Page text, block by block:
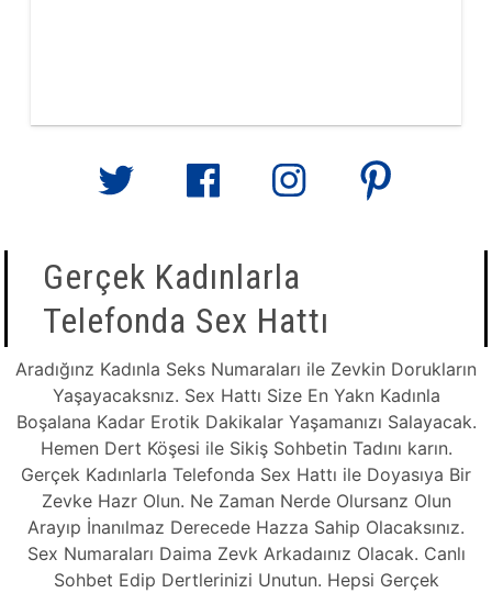
Gerçek Kadınlarla
Telefonda Sex Hattı
Aradığınz Kadınla Seks Numaraları ile Zevkin Dorukların
Yaşayacaksnız. Sex Hattı Size En Yakn Kadınla
Boşalana Kadar Erotik Dakikalar Yaşamanızı Salayacak.
Hemen Dert Köşesi ile Sikiş Sohbetin Tadını karın.
Gerçek Kadınlarla Telefonda Sex Hattı ile Doyasıya Bir
Zevke Hazr Olun. Ne Zaman Nerde Olursanz Olun
Arayıp İnanılmaz Derecede Hazza Sahip Olacaksınız.
Sex Numaraları Daima Zevk Arkadaınız Olacak. Canlı
Sohbet Edip Dertlerinizi Unutun. Hepsi Gerçek